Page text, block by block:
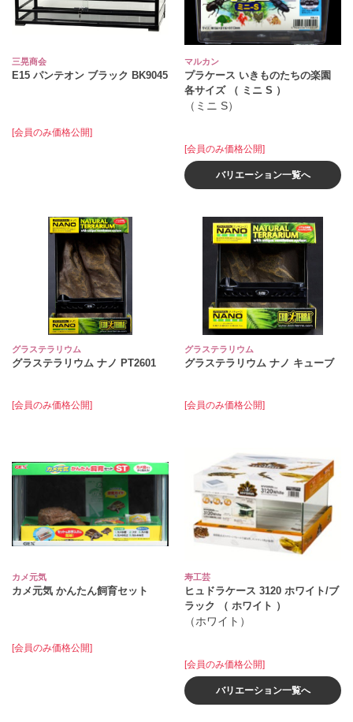
三晃商会
E15 パンテオン ブラック BK9045
[会員のみ価格公開]
マルカン
プラケース いきものたちの楽園
各サイズ （ ミニ S ）
（ミニ S）
[会員のみ価格公開]
バリエーション一覧へ
グラステラリウム
グラステラリウム ナノ PT2601
[会員のみ価格公開]
グラステラリウム
グラステラリウム ナノ キューブ
[会員のみ価格公開]
カメ元気
カメ元気 かんたん飼育セット
[会員のみ価格公開]
寿工芸
ヒュドラケース 3120 ホワイト/ブ
ラック （ ホワイト ）
（ホワイト）
[会員のみ価格公開]
バリエーション一覧へ